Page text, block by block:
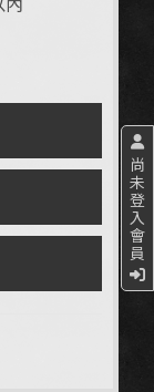
尚
未
登
入
會
員